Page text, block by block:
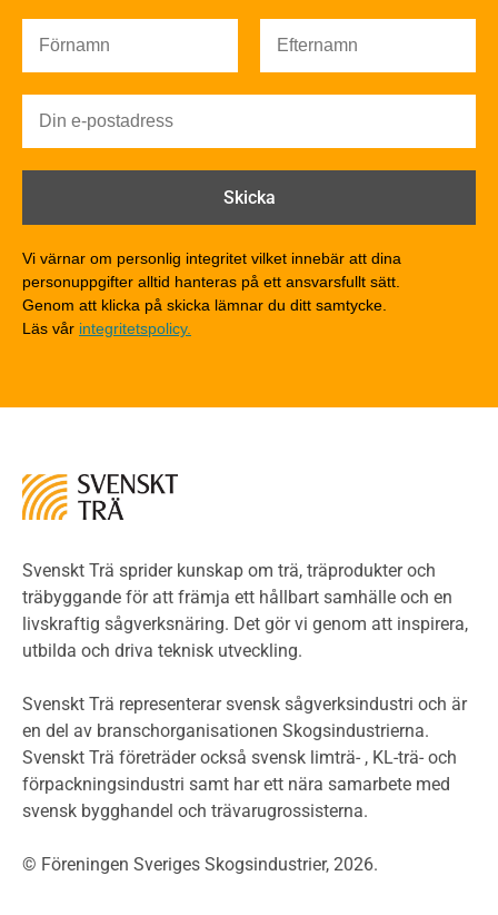
Ljud
Brandsäkerhet
Brandsäkerhet
Brandförlopp i byggnader
Brandklasser för material och konstruktioner
Träkonstruktioners brandmotstånd
Detaljlösningar
Träytors brandegenskaper
Tekniska byten med sprinkler
Riskvärdering i flervåningsbostadshus
Miljöeffekter
LCA
Miljödeklarationer och märkning
Termer och förkortningar
Planering
Klimatkalkylator hallar
Projektering av trähus - generellt
Byggsystem
Fasadsystem i skivmaterial
Bullerskärmar och andra utomhuskonstruktioner
Byggnation och utförande
Vi värnar om personlig integritet vilket innebär att dina
personuppgifter alltid hanteras på ett ansvarsfullt sätt.
Genom att klicka på skicka lämnar du ditt samtycke.
Läs vår integritetspolicy.
Svenskt Trä sprider kunskap om trä, träprodukter och
träbyggande för att främja ett hållbart samhälle och en
livskraftig sågverksnäring. Det gör vi genom att inspirera,
utbilda och driva teknisk utveckling.
Svenskt Trä representerar svensk sågverksindustri och är
en del av branschorganisationen Skogsindustrierna.
Svenskt Trä företräder också svensk limträ- , KL-trä- och
förpackningsindustri samt har ett nära samarbete med
svensk bygghandel och trävarugrossisterna.
© Föreningen Sveriges Skogsindustrier, 2026.